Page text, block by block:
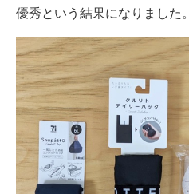
優秀という結果になりました。